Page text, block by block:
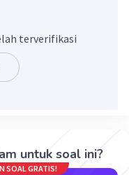
- 6) + (a + 8)}/4
terverifikasi
untuk soal ini?
SOAL GRATIS!